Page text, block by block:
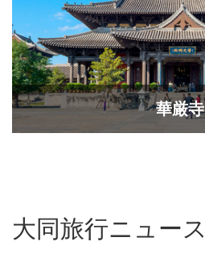
華厳寺
大同旅行ニュース